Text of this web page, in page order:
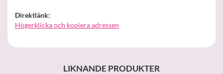
Direktlänk:
Högerklicka och kopiera adressen
LIKNANDE PRODUKTER